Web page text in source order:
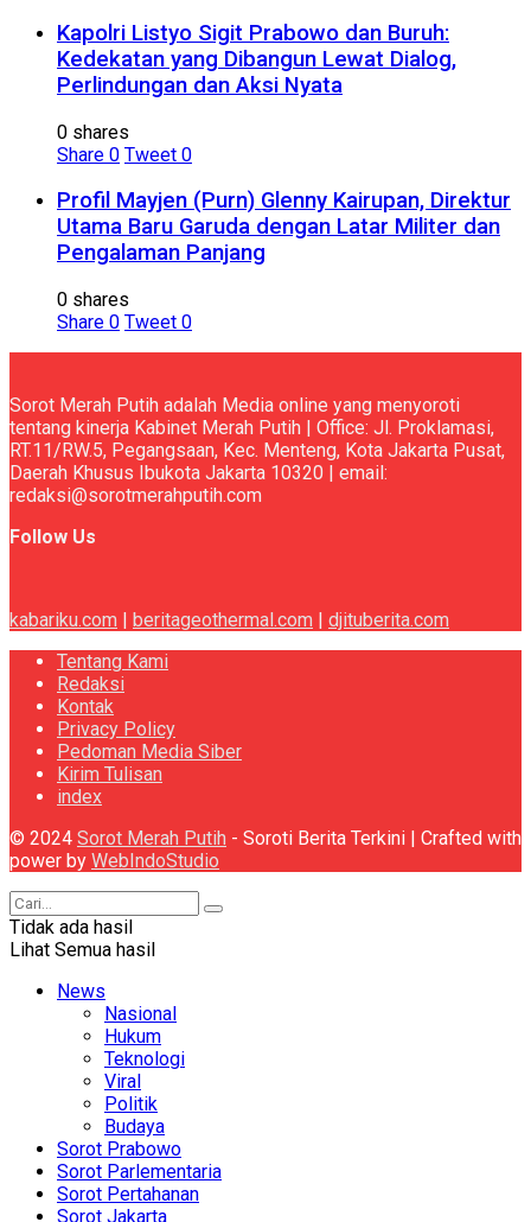
Kapolri Listyo Sigit Prabowo dan Buruh:
Kedekatan yang Dibangun Lewat Dialog,
Perlindungan dan Aksi Nyata
0 shares
Share 0 Tweet 0
Profil Mayjen (Purn) Glenny Kairupan, Direktur
Utama Baru Garuda dengan Latar Militer dan
Pengalaman Panjang
0 shares
Share 0 Tweet 0
Sorot Merah Putih adalah Media online yang menyoroti
tentang kinerja Kabinet Merah Putih | Office: Jl. Proklamasi,
RT.11/RW.5, Pegangsaan, Kec. Menteng, Kota Jakarta Pusat,
Daerah Khusus Ibukota Jakarta 10320 | email:
redaksi@sorotmerahputih.com
Follow Us
kabariku.com | beritageothermal.com | djituberita.com
Tentang Kami
Redaksi
Kontak
Privacy Policy
Pedoman Media Siber
Kirim Tulisan
index
© 2024 Sorot Merah Putih - Soroti Berita Terkini | Crafted with
power by WebIndoStudio
Tidak ada hasil
Lihat Semua hasil
News
Nasional
Hukum
Teknologi
Viral
Politik
Budaya
Sorot Prabowo
Sorot Parlementaria
Sorot Pertahanan
Sorot Jakarta